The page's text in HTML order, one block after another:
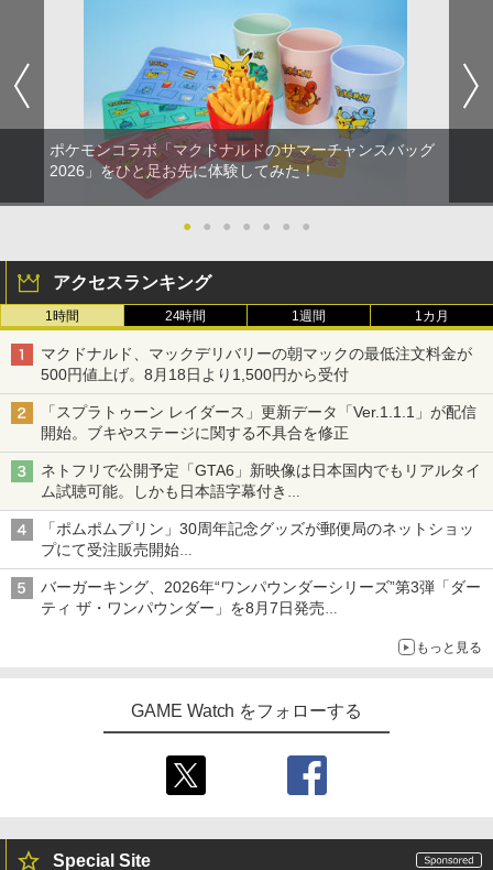
ポケモンコラボ「マクドナルドのサマーチャンスバッグ
2026」をひと足お先に体験してみた！
● ● ● ● ● ● ●
アクセスランキング
1時間 24時間 1週間 1カ月
マクドナルド、マックデリバリーの朝マックの最低注文料金が
500円値上げ。8月18日より1,500円から受付
「スプラトゥーン レイダース」更新データ「Ver.1.1.1」が配信
開始。ブキやステージに関する不具合を修正
ネトフリで公開予定「GTA6」新映像は日本国内でもリアルタイ
ム試聴可能。しかも日本語字幕付き
Netflixから公式回答あり
「ポムポムプリン」30周年記念グッズが郵便局のネットショッ
プにて受注販売開始
「おもちもちもちクッション」など今年だけの限定商品が登場
バーガーキング、2026年“ワンパウンダーシリーズ”第3弾「ダー
ティ ザ・ワンパウンダー」を8月7日発売
もっと見る
GAME Watch をフォローする
Special Site